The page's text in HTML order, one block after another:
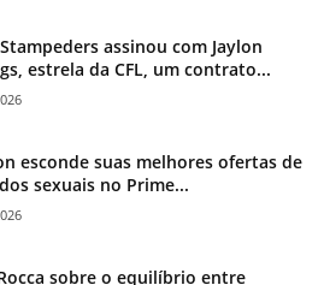
assinou com Jaylon
estrela da CFL, um contrato...
esconde suas melhores ofertas de
sexuais no Prime...
sobre o equilíbrio entre